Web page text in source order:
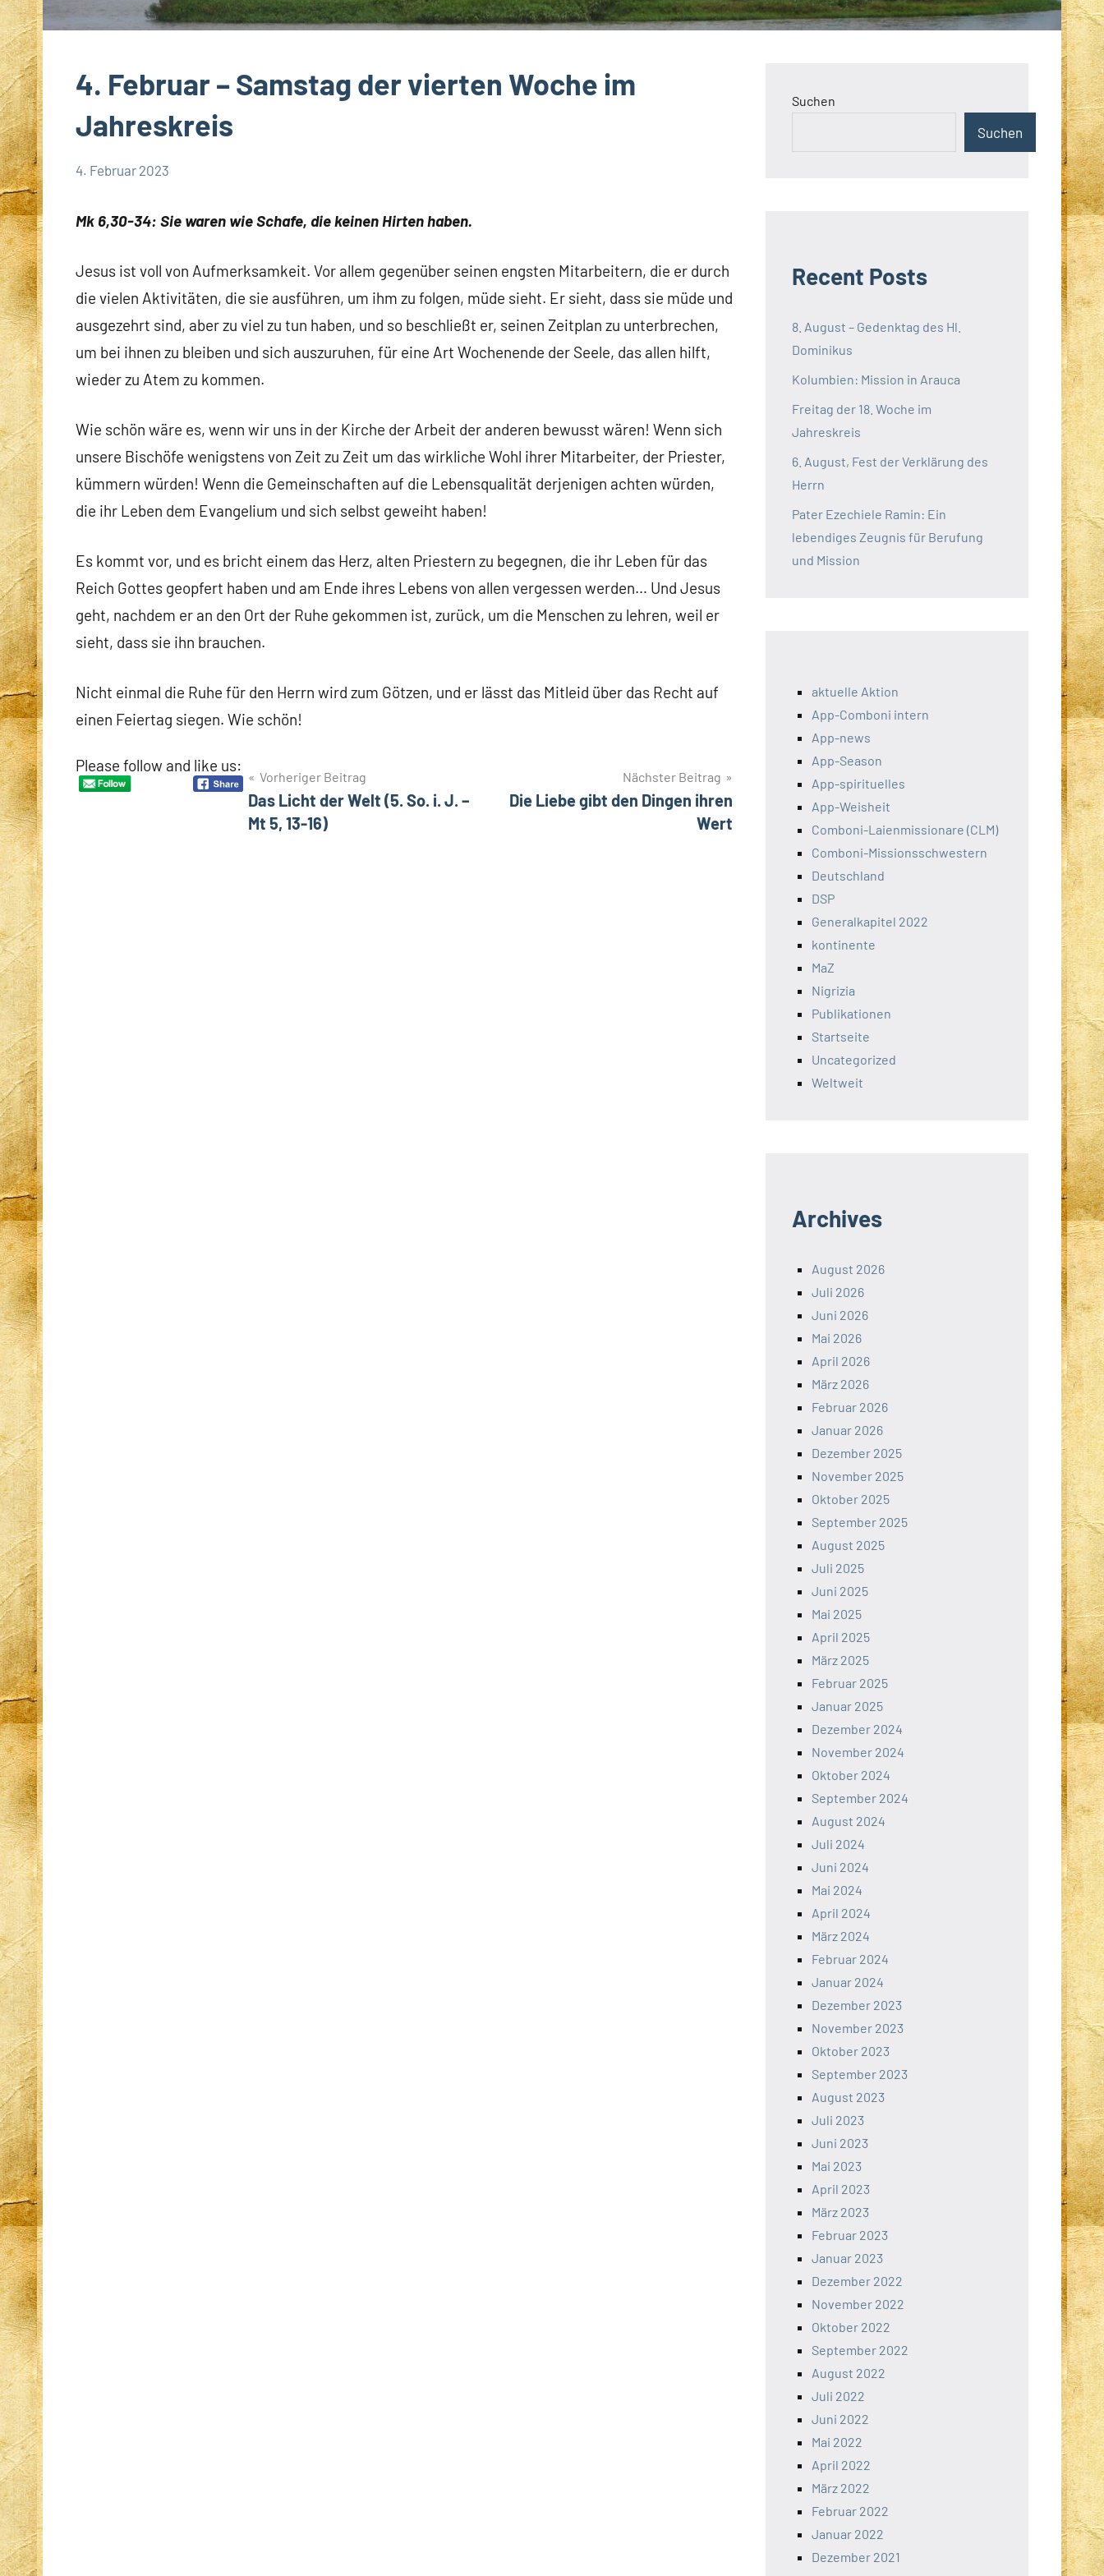
4. Februar – Samstag der vierten Woche im
Jahreskreis
4. Februar 2023
Mk 6,30-34: Sie waren wie Schafe, die keinen Hirten haben.
Jesus ist voll von Aufmerksamkeit. Vor allem gegenüber seinen engsten Mitarbeitern, die er durch
die vielen Aktivitäten, die sie ausführen, um ihm zu folgen, müde sieht. Er sieht, dass sie müde und
ausgezehrt sind, aber zu viel zu tun haben, und so beschließt er, seinen Zeitplan zu unterbrechen,
um bei ihnen zu bleiben und sich auszuruhen, für eine Art Wochenende der Seele, das allen hilft,
wieder zu Atem zu kommen.
Wie schön wäre es, wenn wir uns in der Kirche der Arbeit der anderen bewusst wären! Wenn sich
unsere Bischöfe wenigstens von Zeit zu Zeit um das wirkliche Wohl ihrer Mitarbeiter, der Priester,
kümmern würden! Wenn die Gemeinschaften auf die Lebensqualität derjenigen achten würden,
die ihr Leben dem Evangelium und sich selbst geweiht haben!
Es kommt vor, und es bricht einem das Herz, alten Priestern zu begegnen, die ihr Leben für das
Reich Gottes geopfert haben und am Ende ihres Lebens von allen vergessen werden… Und Jesus
geht, nachdem er an den Ort der Ruhe gekommen ist, zurück, um die Menschen zu lehren, weil er
sieht, dass sie ihn brauchen.
Nicht einmal die Ruhe für den Herrn wird zum Götzen, und er lässt das Mitleid über das Recht auf
einen Feiertag siegen. Wie schön!
Please follow and like us:
BeitragsnavigationVorheriger Beitrag
Das Licht der Welt (5. So. i. J. –
Mt 5, 13-16)
Nächster Beitrag
Die Liebe gibt den Dingen ihren
Wert
Suchen
Suchen
Recent Posts
8. August – Gedenktag des Hl.
Dominikus
Kolumbien: Mission in Arauca
Freitag der 18. Woche im
Jahreskreis
6. August, Fest der Verklärung des
Herrn
Pater Ezechiele Ramin: Ein
lebendiges Zeugnis für Berufung
und Mission
aktuelle Aktion
App-Comboni intern
App-news
App-Season
App-spirituelles
App-Weisheit
Comboni-Laienmissionare (CLM)
Comboni-Missionsschwestern
Deutschland
DSP
Generalkapitel 2022
kontinente
MaZ
Nigrizia
Publikationen
Startseite
Uncategorized
Weltweit
Archives
August 2026
Juli 2026
Juni 2026
Mai 2026
April 2026
März 2026
Februar 2026
Januar 2026
Dezember 2025
November 2025
Oktober 2025
September 2025
August 2025
Juli 2025
Juni 2025
Mai 2025
April 2025
März 2025
Februar 2025
Januar 2025
Dezember 2024
November 2024
Oktober 2024
September 2024
August 2024
Juli 2024
Juni 2024
Mai 2024
April 2024
März 2024
Februar 2024
Januar 2024
Dezember 2023
November 2023
Oktober 2023
September 2023
August 2023
Juli 2023
Juni 2023
Mai 2023
April 2023
März 2023
Februar 2023
Januar 2023
Dezember 2022
November 2022
Oktober 2022
September 2022
August 2022
Juli 2022
Juni 2022
Mai 2022
April 2022
März 2022
Februar 2022
Januar 2022
Dezember 2021